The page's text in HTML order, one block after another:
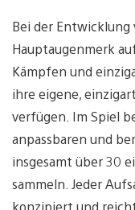
Bei der Entwicklung
Hauptaugenmerk
Kämpfen und
ihre eigene,
verfügen. Im Spiel
anpassbaren und
insgesamt über 30
sammeln. Jeder
konzipiert und